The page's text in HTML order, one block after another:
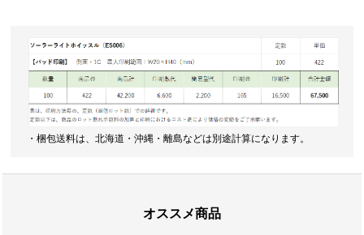
・梱包送料は、北海道・沖縄・離島などは別途計算になります。
オススメ商品